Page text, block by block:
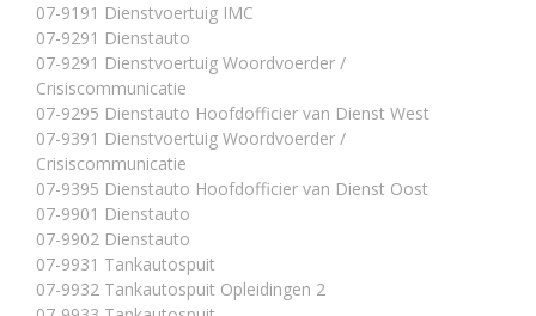
07-9191 Dienstvoertuig IMC
07-9291 Dienstauto
07-9291 Dienstvoertuig Woordvoerder /
Crisiscommunicatie
07-9295 Dienstauto Hoofdofficier van Dienst West
07-9391 Dienstvoertuig Woordvoerder /
Crisiscommunicatie
07-9395 Dienstauto Hoofdofficier van Dienst Oost
07-9901 Dienstauto
07-9902 Dienstauto
07-9931 Tankautospuit
07-9932 Tankautospuit Opleidingen 2